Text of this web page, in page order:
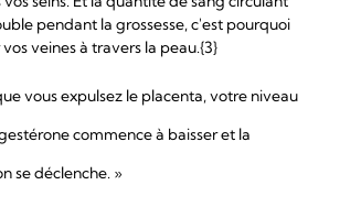
pendant la grossesse, c'est pourquoi
veines à travers la peau.{3}
vous expulsez le placenta, votre niveau
commence à baisser et la
se déclenche. »